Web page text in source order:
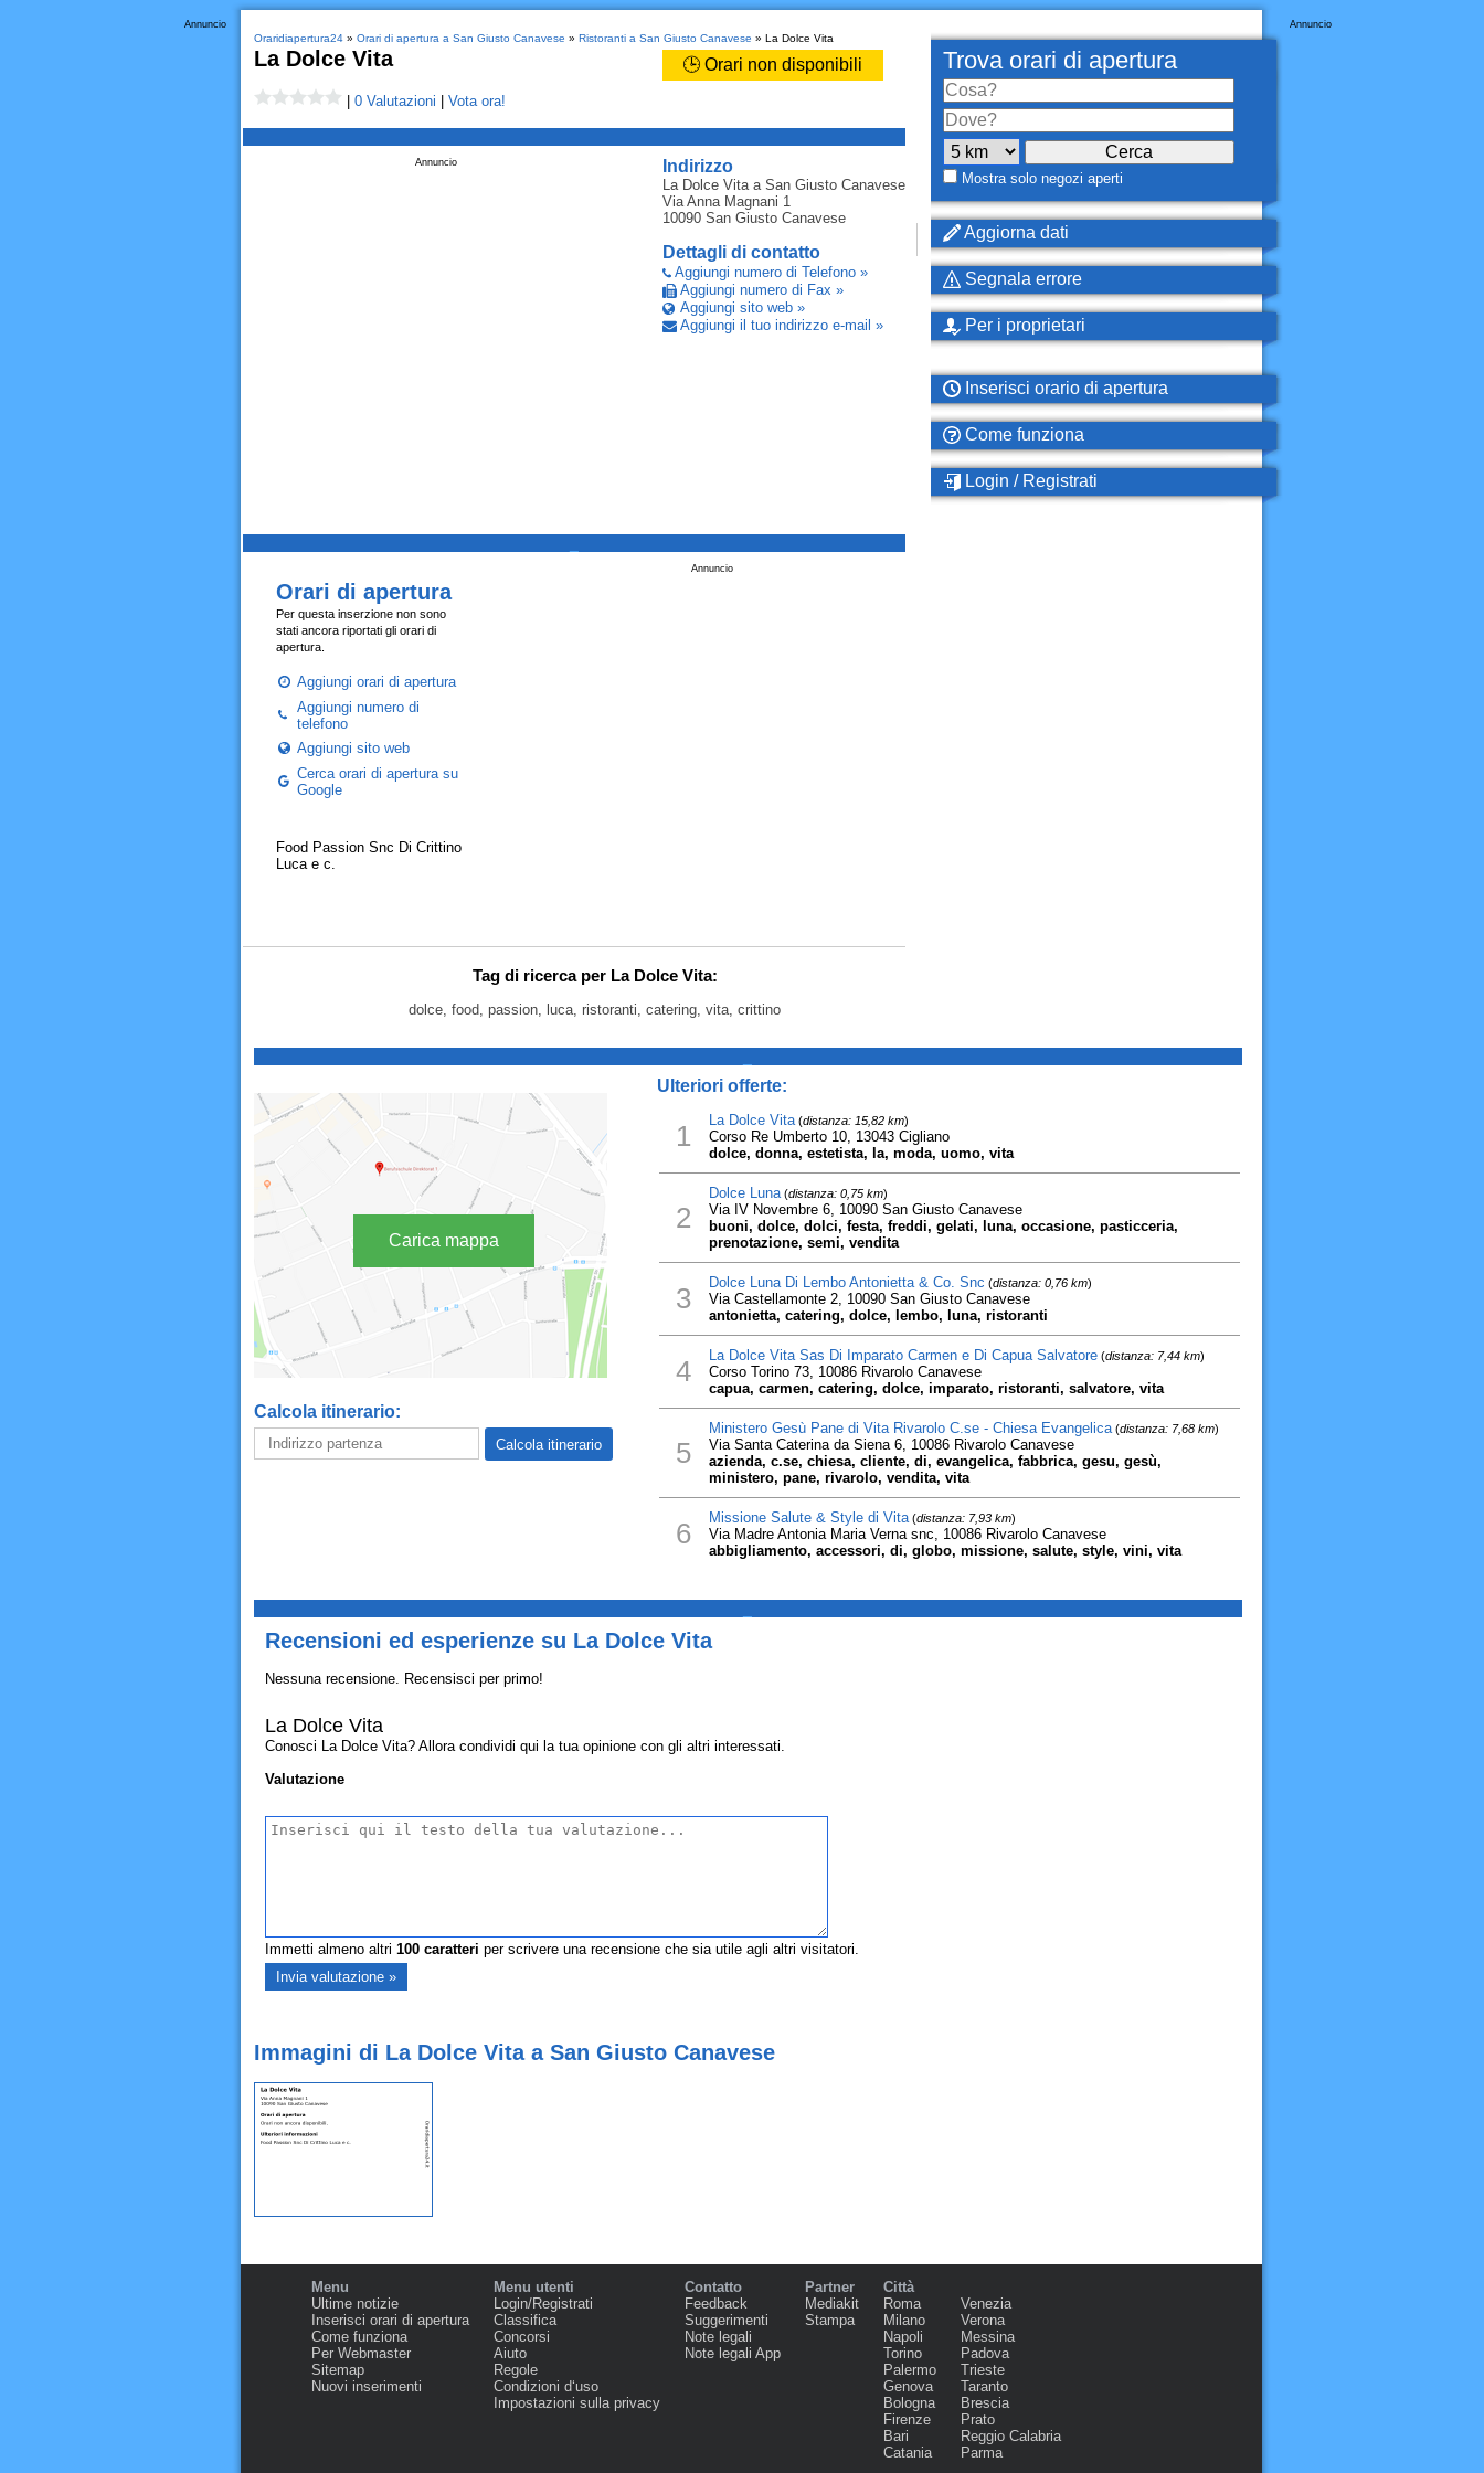
Annuncio
Oraridiapertura24» Orari di apertura a San Giusto Canavese » Ristoranti a San Giusto Canavese » La Dolce Vita
La Dolce Vita 🕒 Orari non disponibili
0 Valutazioni Vota ora!
Indirizzo
La Dolce Vitaa San Giusto Canavese
Via Anna Magnani 1
10090 San Giusto Canavese
Dettagli di contatto
Aggiungi numero di Telefono »
Aggiungi numero di Fax »
Aggiungi sito web »
Aggiungi il tuo indirizzo e-mail »
Annuncio
Annuncio
Orari di apertura
Per questa inserzione non sono
stati ancora riportati gli orari di
apertura.
Aggiungi orari di apertura
Aggiungi numero di
telefono
Aggiungi sito web
Cerca orari di apertura su
Google
Food Passion Snc Di Crittino
Luca e c.
Tag di ricerca per La Dolce Vita:
dolce, food, passion, luca, ristoranti, catering, vita, crittino
Annuncio
Trova orari di apertura
Mostra solo negozi aperti
Aggiorna dati
Segnala errore
Per i proprietari
Inserisci orario di apertura
Come funziona
Login / Registrati
Carica mappa
Calcola itinerario:
Ulteriori offerte:
1 La Dolce Vita(distanza: 15,82 km)
Corso Re Umberto 10, 13043 Cigliano
dolce, donna, estetista, la, moda, uomo, vita
2
Dolce Luna(distanza: 0,75 km)
Via IV Novembre 6, 10090 San Giusto Canavese
buoni, dolce, dolci, festa, freddi, gelati, luna, occasione, pasticceria,
prenotazione, semi, vendita
3 Dolce Luna Di Lembo Antonietta & Co. Snc (distanza: 0,76 km)
Via Castellamonte 2, 10090 San Giusto Canavese
antonietta, catering, dolce, lembo, luna, ristoranti
4 La Dolce Vita Sas Di Imparato Carmen e Di Capua Salvatore(distanza: 7,44 km)
Corso Torino 73, 10086 Rivarolo Canavese
capua, carmen, catering, dolce, imparato, ristoranti, salvatore, vita
5
Ministero Gesù Pane di Vita Rivarolo C.se - Chiesa Evangelica(distanza: 7,68 km)
Via Santa Caterina da Siena 6, 10086 Rivarolo Canavese
azienda, c.se, chiesa, cliente, di, evangelica, fabbrica, gesu, gesù,
ministero, pane, rivarolo, vendita, vita
6 Missione Salute & Style di Vita(distanza: 7,93 km)
Via Madre Antonia Maria Verna snc, 10086 Rivarolo Canavese
abbigliamento, accessori, di, globo, missione, salute, style, vini, vita
Recensioni ed esperienze su La Dolce Vita
Nessuna recensione. Recensisci per primo!
La Dolce Vita
Conosci La Dolce Vita? Allora condividi qui la tua opinione con gli altri interessati.
Valutazione
Immetti almeno altri 100caratteri per scrivere una recensione che sia utile agli altri visitatori.
Immagini di La Dolce Vita a San Giusto Canavese
Menu
Ultime notizie
Inserisci orari di apertura
Come funziona
Per Webmaster
Sitemap
Nuovi inserimenti
Menu utenti
Login/Registrati
Classifica
Concorsi
Aiuto
Regole
Condizioni d‘uso
Impostazioni sulla privacy
Contatto
Feedback
Suggerimenti
Note legali
Note legali App
Partner
Mediakit
Stampa
Città
Roma
Milano
Napoli
Torino
Palermo
Genova
Bologna
Firenze
Bari
Catania
Venezia
Verona
Messina
Padova
Trieste
Taranto
Brescia
Prato
Reggio Calabria
Parma